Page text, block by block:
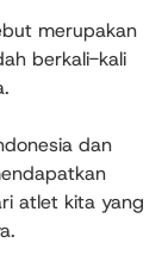
merupakan
berkali-kali
dan
atlet kita yang